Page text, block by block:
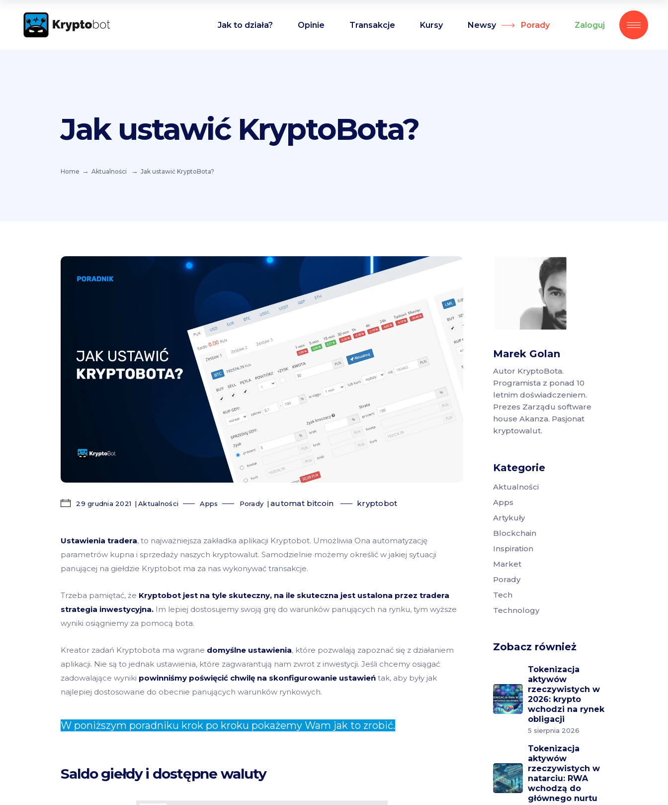
Jak to działa? Opinie Transakcje Kursy Newsy Porady Zaloguj
Jak ustawić KryptoBota?
Home Aktualności Jak ustawić KryptoBota?
29 grudnia 2021 Aktualności Apps Porady automat bitcoin kryptobot
Ustawienia tradera, to najważniejsza zakładka aplikacji Kryptobot. Umożliwia Ona automatyzację
parametrów kupna i sprzedaży naszych kryptowalut. Samodzielnie możemy określić w jakiej sytuacji
panującej na giełdzie Kryptobot ma za nas wykonywać transakcje.
Trzeba pamiętać, że Kryptobot jest na tyle skuteczny, na ile skuteczna jest ustalona przez tradera
strategia inwestycyjna. Im lepiej dostosujemy swoją grę do warunków panujących na rynku, tym wyższe
wyniki osiągniemy za pomocą bota.
Kreator zadań Kryptobota ma wgrane domyślne ustawienia, które pozwalają zapoznać się z działaniem
aplikacji. Nie są to jednak ustawienia, które zagwarantują nam zwrot z inwestycji. Jeśli chcemy osiągać
zadowalające wyniki powinniśmy poświęcić chwilę na skonfigurowanie ustawień tak, aby były jak
najlepiej dostosowane do obecnie panujących warunków rynkowych.
W poniższym poradniku krok po kroku pokażemy Wam jak to zrobić.
Saldo giełdy i dostępne waluty
Marek Golan
Autor KryptoBota.
Programista z ponad 10
letnim doświadczeniem.
Prezes Zarządu software
house Akanza. Pasjonat
kryptowalut.
Kategorie
Aktualności
Apps
Artykuły
Blockchain
Inspiration
Market
Porady
Tech
Technology
Zobacz również
Tokenizacja
aktywów
rzeczywistych w
2026: krypto
wchodzi na rynek
obligacji
5 sierpnia 2026
Tokenizacja
aktywów
rzeczywistych w
natarciu: RWA
wchodzą do
głównego nurtu